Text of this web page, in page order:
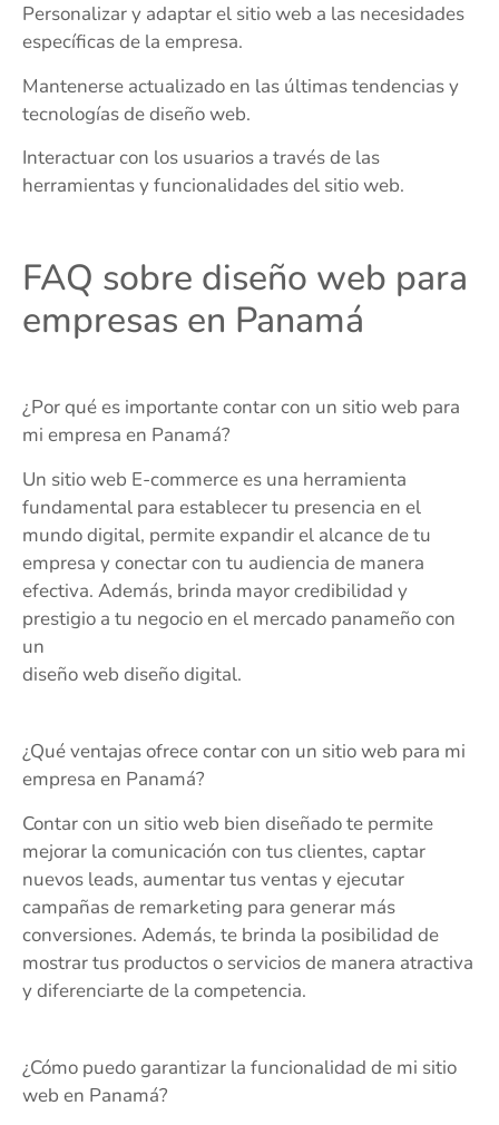
Personalizar y adaptar el sitio web a las necesidades
específicas de la empresa.
Mantenerse actualizado en las últimas tendencias y
tecnologías de diseño web.
Interactuar con los usuarios a través de las
herramientas y funcionalidades del sitio web.
FAQ sobre diseño web para
empresas en Panamá
¿Por qué es importante contar con un sitio web para
mi empresa en Panamá?
Un sitio web E-commerce es una herramienta
fundamental para establecer tu presencia en el
mundo digital, permite expandir el alcance de tu
empresa y conectar con tu audiencia de manera
efectiva. Además, brinda mayor credibilidad y
prestigio a tu negocio en el mercado panameño con
un
diseño web diseño digital.
¿Qué ventajas ofrece contar con un sitio web para mi
empresa en Panamá?
Contar con un sitio web bien diseñado te permite
mejorar la comunicación con tus clientes, captar
nuevos leads, aumentar tus ventas y ejecutar
campañas de remarketing para generar más
conversiones. Además, te brinda la posibilidad de
mostrar tus productos o servicios de manera atractiva
y diferenciarte de la competencia.
¿Cómo puedo garantizar la funcionalidad de mi sitio
web en Panamá?